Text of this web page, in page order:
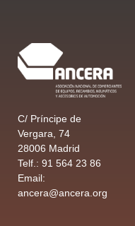
C/ Príncipe de
Vergara, 74
28006 Madrid
Telf.: 91 564 23 86
Email:
ancera@ancera .org